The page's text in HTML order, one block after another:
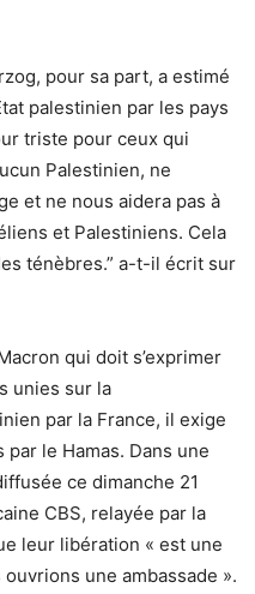
pour sa part, a estimé
palestinien par les pays
triste pour ceux qui
Palestinien, ne
et ne nous aidera pas à
et Palestiniens. Cela
ténèbres.” a-t-il écrit sur
qui doit s’exprimer
unies sur la
par la France, il exige
le Hamas. Dans une
ce dimanche 21
CBS, relayée par la
leur libération « est une
une ambassade ».